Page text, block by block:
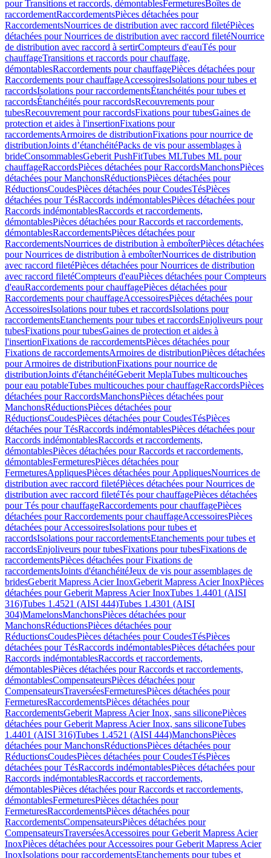
pour Transitions et raccords, démontablesFermeturesBoîtes de
raccordementRaccordementsPièces détachées pour
RaccordementsNourrices de distribution avec raccord filetéPièces
détachées pour Nourrices de distribution avec raccord filetéNourrice
de distribution avec raccord à sertirCompteurs d'eauTés pour
chauffageTransitions et raccords pour chauffage,
démontablesRaccordements pour chauffagePièces détachées pour
Raccordements pour chauffageAccessoiresIsolations pour tubes et
raccordsIsolations pour raccordementsÉtanchéités pour tubes et
raccordsÉtanchéités pour raccordsRecouvrements pour
tubesRecouvrement pour raccordsFixations pour tubesGaines de
protection et aides à l'insertionFixations pour
raccordementsArmoires de distributionFixations pour nourrice de
distributionJoints d’étanchéitéPacks de vis pour assemblages à
brideConsommablesGeberit PushFitTubes MLTubes ML pour
chauffageRaccordsPièces détachées pour RaccordsManchonsPièces
détachées pour ManchonsRéductionsPièces détachées pour
RéductionsCoudesPièces détachées pour CoudesTésPièces
détachées pour TésRaccords indémontablesPièces détachées pour
Raccords indémontablesRaccords et raccordements,
démontablesPièces détachées pour Raccords et raccordements,
démontablesRaccordementsPièces détachées pour
RaccordementsNourrices de distribution à emboîterPièces détachées
pour Nourrices de distribution à emboîterNourrices de distribution
avec raccord filetéPièces détachées pour Nourrices de distribution
avec raccord filetéCompteurs d'eauPièces détachées pour Compteurs
d'eauRaccordements pour chauffagePièces détachées pour
Raccordements pour chauffageAccessoiresPièces détachées pour
AccessoiresIsolations pour tubes et raccordsIsolations pour
raccordementsEtanchements pour tubes et raccordsEnjoliveurs pour
tubesFixations pour tubesGaines de protection et aides à
l'insertionFixations de raccordementsPièces détachées pour
Fixations de raccordementsArmoires de distributionPièces détachées
pour Armoires de distributionFixations pour nourrice de
distributionJoints d'étanchéitéGeberit MeplaTubes multicouches
pour eau potableTubes multicouches pour chauffageRaccordsPièces
détachées pour RaccordsManchonsPièces détachées pour
ManchonsRéductionsPièces détachées pour
RéductionsCoudesPièces détachées pour CoudesTésPièces
détachées pour TésRaccords indémontablesPièces détachées pour
Raccords indémontablesRaccords et raccordements,
démontablesPièces détachées pour Raccords et raccordements,
démontablesFermeturesPièces détachées pour
FermeturesAppliquesPièces détachées pour AppliquesNourrices de
distribution avec raccord filetéPièces détachées pour Nourrices de
distribution avec raccord filetéTés pour chauffagePièces détachées
pour Tés pour chauffageRaccordements pour chauffagePièces
détachées pour Raccordements pour chauffageAccessoiresPièces
détachées pour AccessoiresIsolations pour tubes et
raccordsIsolations pour raccordementsEtanchements pour tubes et
raccordsEnjoliveurs pour tubesFixations pour tubesFixations de
raccordementsPièces détachées pour Fixations de
raccordementsJoints d'étanchéitéJeux de vis pour assemblages de
bridesGeberit Mapress Acier InoxGeberit Mapress Acier InoxPièces
détachées pour Geberit Mapress Acier InoxTubes 1.4401 (AISI
316)Tubes 1.4521 (AISI 444)Tubes 1.4301 (AISI
304)MamelonsManchonsPièces détachées pour
ManchonsRéductionsPièces détachées pour
RéductionsCoudesPièces détachées pour CoudesTésPièces
détachées pour TésRaccords indémontablesPièces détachées pour
Raccords indémontablesRaccords et raccordements,
démontablesPièces détachées pour Raccords et raccordements,
démontablesCompensateursPièces détachées pour
CompensateursTraverséesFermeturesPièces détachées pour
FermeturesRaccordementsPièces détachées pour
RaccordementsGeberit Mapress Acier Inox, sans siliconePièces
détachées pour Geberit Mapress Acier Inox, sans siliconeTubes
1.4401 (AISI 316)Tubes 1.4521 (AISI 444)ManchonsPièces
détachées pour ManchonsRéductionsPièces détachées pour
RéductionsCoudesPièces détachées pour CoudesTésPièces
détachées pour TésRaccords indémontablesPièces détachées pour
Raccords indémontablesRaccords et raccordements,
démontablesPièces détachées pour Raccords et raccordements,
démontablesFermeturesPièces détachées pour
FermeturesRaccordementsPièces détachées pour
RaccordementsCompensateursPièces détachées pour
CompensateursTraverséesAccessoires pour Geberit Mapress Acier
InoxPièces détachées pour Accessoires pour Geberit Mapress Acier
InoxIsolations pour raccordementsEtanchements pour tubes et